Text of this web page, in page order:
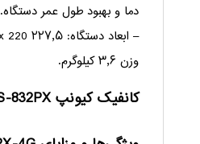
دما و بهبود طول عمر دستگاه.
وزن ۳٫۶ کیلوگرم.
کانفیک کیونپ TS-832PX